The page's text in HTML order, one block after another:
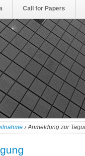
Call for Papers
›Anmeldung zur